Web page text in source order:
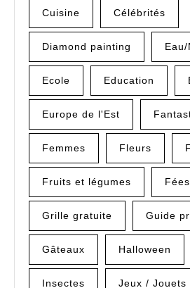
Cuisine Célébrités
Diamond painting
Ecole Education
Europe de l'Est
Femmes Fleurs
Fruits et légumes Fées
Grille gratuite Guide
Gâteaux Halloween
Insectes Jeux / Jouets